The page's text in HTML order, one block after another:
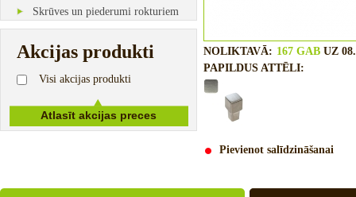
Skrūves un piederumi rokturiem
Akcijas produkti
Visi akcijas produkti
NOLIKTAVĀ: 167 GAB UZ
PAPILDUS ATTĒLI:
Pievienot salīdzināšanai